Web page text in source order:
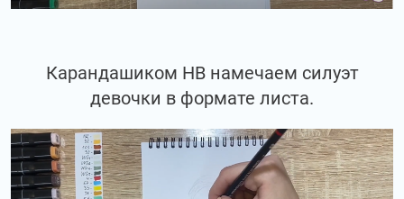
Карандашиком НВ намечаем силуэт
девочки в формате листа.